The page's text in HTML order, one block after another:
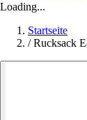
Loading...
Startseite
/ Rucksack